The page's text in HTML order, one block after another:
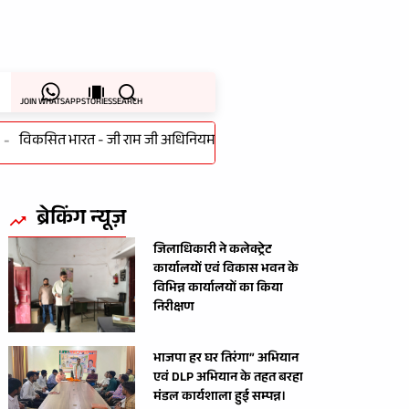
JOIN WHATSAPPSTORIESSEARCH
विकसित भारत - जी राम जी अधिनियम, 2025 के लागू होने के पर गांधी
ब्रेकिंग न्यूज़
जिलाधिकारी ने कलेक्ट्रेट
कार्यालयों एवं विकास भवन के
विभिन्न कार्यालयों का किया
निरीक्षण
भाजपा हर घर तिरंगा” अभियान
एवं DLP अभियान के तहत बरहा
मंडल कार्यशाला हुई सम्पन्न।